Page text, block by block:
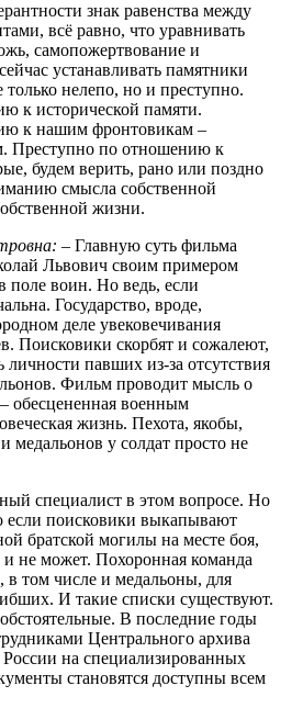
знак равенства между
всё равно, что уравнивать
самопожертвование и
устанавливать памятники
нелепо, но и преступно.
к исторической памяти.
к нашим фронтовикам –
по отношению к
будем верить, рано или поздно
смысла собственной
жизни.
– Главную суть фильма
Львович своим примером
поле воин. Но ведь, если
Государство, вроде,
деле увековечивания
Поисковики скорбят и сожалеют,
личности павших из-за отсутствия
Фильм проводит мысль о
обесцененная военным
жизнь. Пехота, якобы,
у солдат просто не
специалист в этом вопросе. Но
если поисковики выкапывают
братской могилы на месте боя,
не может. Похоронная команда
в том числе и медальоны, для
И такие списки существуют.
В последние годы
Центрального архива
на специализированных
становятся доступны всем